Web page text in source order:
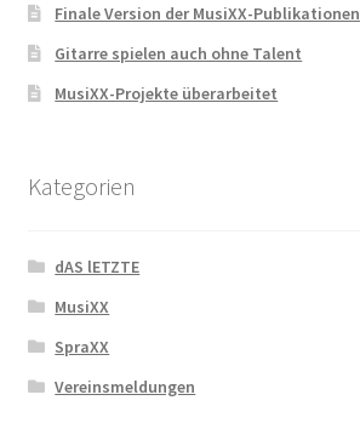
Finale Version der MusiXX-Publikationen
Gitarre spielen auch ohne Talent
MusiXX-Projekte überarbeitet
Kategorien
dAS lETZTE
MusiXX
SpraXX
Vereinsmeldungen